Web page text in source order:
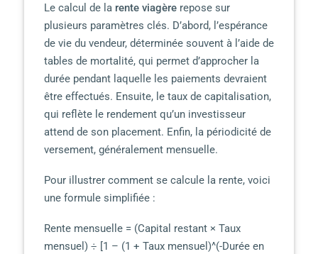
Le calcul de la rente viagèrerepose sur
plusieurs paramètres clés. D’abord, l’espérance
de vie du vendeur, déterminée souvent à l’aide de
tables de mortalité, qui permet d’approcher la
durée pendant laquelle les paiements devraient
être effectués. Ensuite, le taux de capitalisation,
qui reflète le rendement qu’un investisseur
attend de son placement. Enfin, la périodicité de
versement, généralement mensuelle.
Pour illustrer comment se calcule la rente, voici
une formule simplifiée :
Rente mensuelle = (Capital restant × Taux
mensuel) ÷ [1 – (1 + Taux mensuel)^(-Durée en